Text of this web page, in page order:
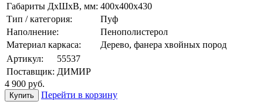
Габариты ДхШхВ, мм: 400х400х430
Тип / категория:
Пуф
Наполнение:
Пенополистерол
Материал каркаса:
Дерево, фанера хвойных пород
Артикул:
55537
Поставщик: ДИМИР
4 900 руб.
Перейти в корзину